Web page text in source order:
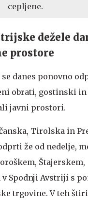
cepljene.
dežele
prostore
danes ponovno
obrati, gostinski in
javni prostori.
Tirolska in
že od nedelje,
Štajerskem,
Spodnji Avstriji s
trgovine. V teh